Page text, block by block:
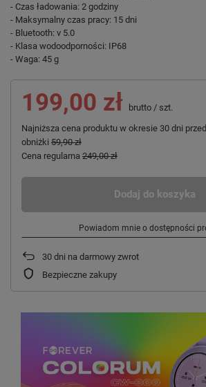
- Czas ładowania: 2 godziny
- Maksymalny czas pracy: 15 dni
- Bluetooth: v 5.0
- Klasa wodoodporności: IP68
- Waga: 45 g
199,00 zł brutto / szt.
Najniższa cena produktu w okresie 30 dni
obniżki 59,90 zł
Cena regularna 249,00 zł
Dodaj do koszyka
Powiadom mnie o dostępności
30 dni na darmowy zwrot
Bezpieczne zakupy